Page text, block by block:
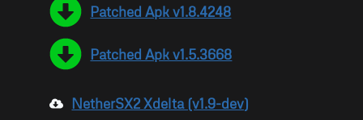
Patched Apk v1.8.4248
Patched Apk v1.5.3668
NetherSX2 Xdelta (v1.9-dev)